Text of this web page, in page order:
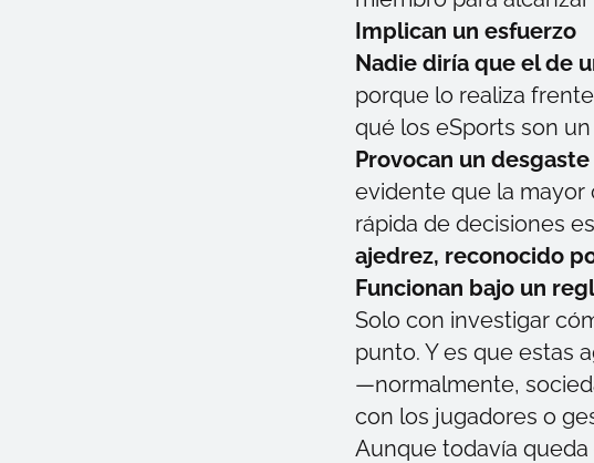
Implican un esfuerzo
Nadie diría que el de
porque lo realiza
qué los eSports son
Provocan un
evidente que la
rápida de decisiones
ajedrez, reconocido
Funcionan bajo un
Solo con investigar
punto. Y es que estas
—normalmente,
con los jugadores o
Aunque todavía